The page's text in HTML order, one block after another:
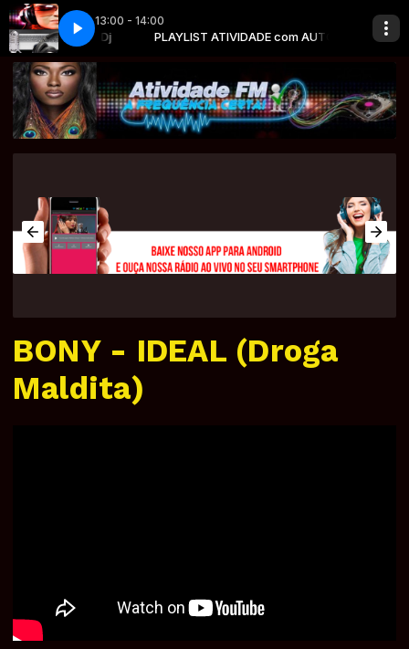
13:00 - 14:00
com AUTO-Dj PLAYLIST ATIVIDADE com AUTO-Dj
e rzo - marginal alado charlie brown jr, sabotage e rzo - marginal
Dj BEATLES com AUTO-Dj
BONY - IDEAL (Droga
Maldita)